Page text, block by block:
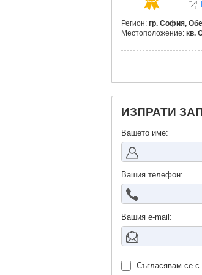
Регион: гр. София,
Местоположение: кв.
ИЗПРАТИ
Вашето име:
Вашия телефон:
Вашия е-mail:
Съгласявам се с